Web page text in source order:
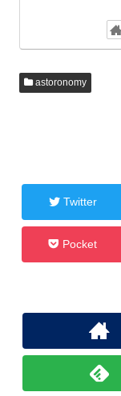
astoronomy
Twitter
Pocket